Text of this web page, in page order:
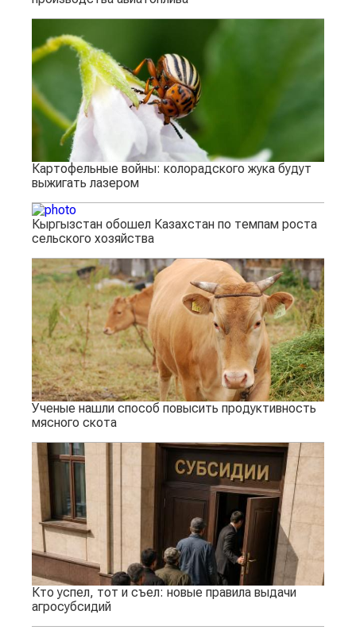
Картофельные войны: колорадского жука будут
выжигать лазером
Кыргызстан обошел Казахстан по темпам роста
сельского хозяйства
Ученые нашли способ повысить продуктивность
мясного скота
Кто успел, тот и съел: новые правила выдачи
агросубсидий